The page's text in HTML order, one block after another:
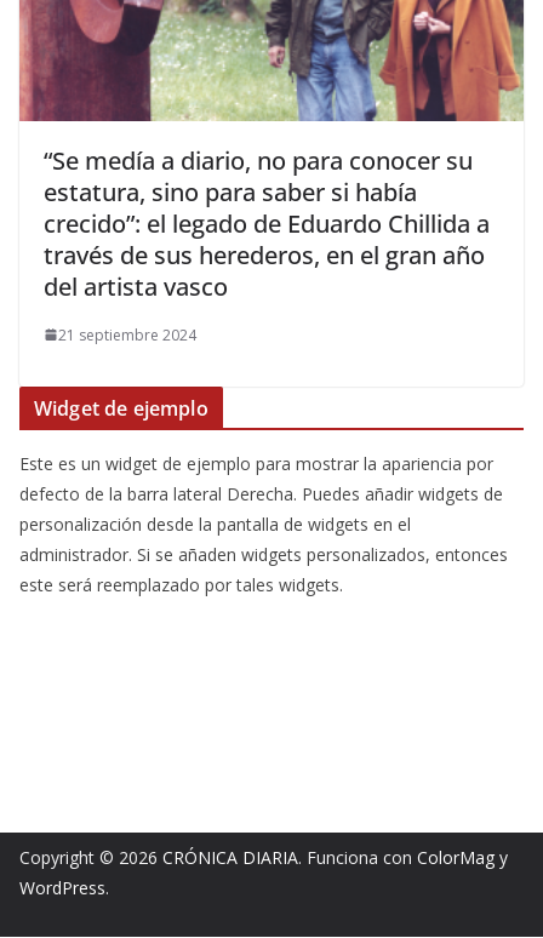
​“Se medía a diario, no para conocer su
estatura, sino para saber si había
crecido”: el legado de Eduardo Chillida a
través de sus herederos, en el gran año
del artista vasco
21 septiembre 2024
Widget de ejemplo
Este es un widget de ejemplo para mostrar la apariencia por
defecto de la barra lateral Derecha. Puedes añadir widgets de
personalización desde la pantalla de widgets en el
administrador. Si se añaden widgets personalizados, entonces
este será reemplazado por tales widgets.
Copyright © 2026 CRÓNICA DIARIA. Funciona con ColorMag y
WordPress.